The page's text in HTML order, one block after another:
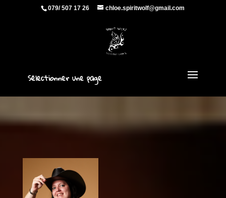
079/ 507 17 26 chloe.spiritwolf@gmail.com
Sélectionner une page